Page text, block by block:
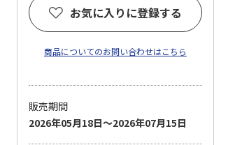
お気に入りに登録する
商品についてのお問い合わせはこちら
販売期間
2026年05月18日～2026年07月15日